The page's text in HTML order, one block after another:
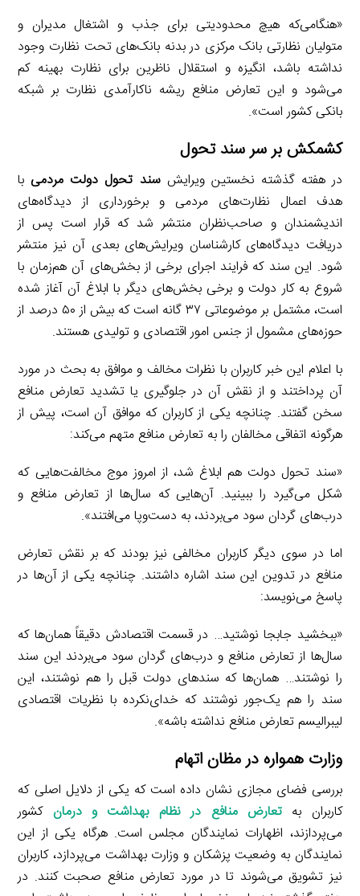
«هنگامی‌که هیچ محدودیتی برای جذب و اشتغال مدیران و
متولیان نظارتی بانک مرکزی در بدنه بانک‌های تحت نظارت وجود
نداشته باشد، انگیزه و استقلال ناظرین برای نظارت بهینه کم
می‌شود و این تعارض منافع ریشه ناکارآمدی نظارت بر شبکه
بانکی کشور است».
کشمکش بر سر سند تحول
در هفته گذشته نخستین ویرایشسند تحول دولت مردمیبا
هدف اعمال نظارت‌های مردمی و برخورداری از دیدگاه‌های
اندیشمندان و صاحب‌نظران منتشر شد که قرار است پس از
دریافت دیدگاه‌های کارشناسان ویرایش‌های بعدی آن نیز منتشر
شود. این سند که فرایند اجرای برخی از بخش‌های آن هم‌زمان با
شروع به کار دولت و برخی بخش‌های دیگر با ابلاغ آن آغاز شده
است، مشتمل بر موضوعاتی ۳۷ گانه است که بیش از ۵۰ درصد از
حوزه‌های مشمول از جنس امور اقتصادی و تولیدی هستند.
با اعلام این خبر کاربران با نظرات مخالف و موافق به بحث در مورد
آن پرداختند و از نقش آن در جلوگیری یا تشدید تعارض منافع
سخن گفتند. چنانچه یکی از کاربران که موافق آن است، پیش از
هرگونه اتفاقی مخالفان را به تعارض منافع متهم می‌کند:
«سند تحول دولت هم ابلاغ شد، از امروز موج مخالفت‌هایی که
شکل می‌گیرد را ببینید. آن‌هایی که سال‌ها از تعارض منافع و
درب‌های گردان سود می‌بردند، به دست‌وپا می‌افتند».
اما در سوی دیگر کاربران مخالفی نیز بودند که بر نقش تعارض
منافع در تدوین این سند اشاره داشتند. چنانچه یکی از آن‌ها در
پاسخ می‌نویسد:
«ببخشید جابجا نوشتید… در قسمت اقتصادش دقیقاً همان‌ها که
سال‌ها از تعارض منافع و درب‌های گردان سود می‌بردند این سند
را نوشتند… همان‌ها که سندهای دولت قبل را هم نوشتند، این
سند را هم یک‌جور نوشتند که خدای‌نکرده با نظریات اقتصادی
لیبرالیسم تعارض منافع نداشته باشه».
وزارت همواره در مظان اتهام
بررسی فضای مجازی نشان داده است که یکی از دلایل اصلی که
کاربران به تعارض منافع در نظام بهداشت و درمان کشور
می‌پردازند، اظهارات نمایندگان مجلس است. هرگاه یکی از این
نمایندگان به وضعیت پزشکان و وزارت بهداشت می‌پردازد، کاربران
نیز تشویق می‌شوند تا در مورد تعارض منافع صحبت کنند. در